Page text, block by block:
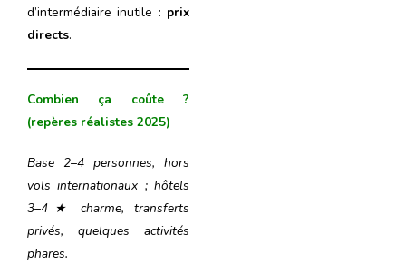
d’intermédiaire inutile : prix
directs.
Combien ça coûte ?
(repères réalistes 2025)
Base 2–4 personnes, hors
vols internationaux ; hôtels
3–4 ★ charme, transferts
privés, quelques activités
phares.